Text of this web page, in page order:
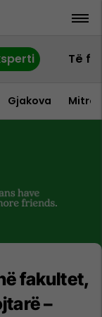
Të
Gjakova
fakultet,
–